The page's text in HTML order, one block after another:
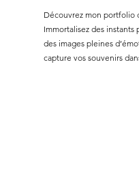
Découvrez mon portfolio
Immortalisez des
des images pleines
capture vos souvenirs